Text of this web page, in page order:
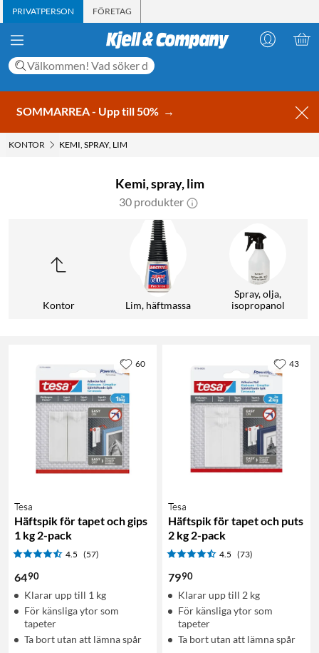
PRIVATPERSON FÖRETAG
SOMMARREA - Upp till 50% →
KONTOR KEMI, SPRAY, LIM
Kemi, spray, lim
30 produkter
Kontor Lim, häftmassa
Spray, olja,
isopropanol
Tesa
Häftspik för tapet och gips
1 kg 2-pack
4.5 (57)
6490
Klarar upp till 1 kg
För känsliga ytor som
tapeter
Ta bort utan att lämna spår
60
Tesa
Häftspik för tapet och puts
2 kg 2-pack
4.5 (73)
7990
Klarar upp till 2 kg
För känsliga ytor som
tapeter
Ta bort utan att lämna spår
43